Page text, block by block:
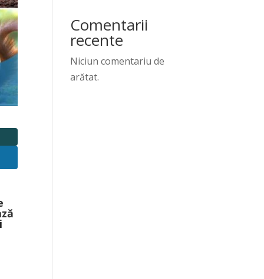
Comentarii
recente
Niciun comentariu de
arătat.